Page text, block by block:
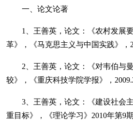
一、论文论著
1、王善英，论文：《农村发展要
革》，《马克思主义与中国实践》，
2、王善英，论文：《对韦伯与曼
较》，《重庆科技学院学报》，
3、王善英，论文：《建设社会主
重目标》，《理论学习》2010年第9期